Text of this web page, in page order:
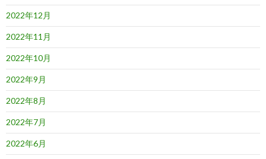
2022年12月
2022年11月
2022年10月
2022年9月
2022年8月
2022年7月
2022年6月